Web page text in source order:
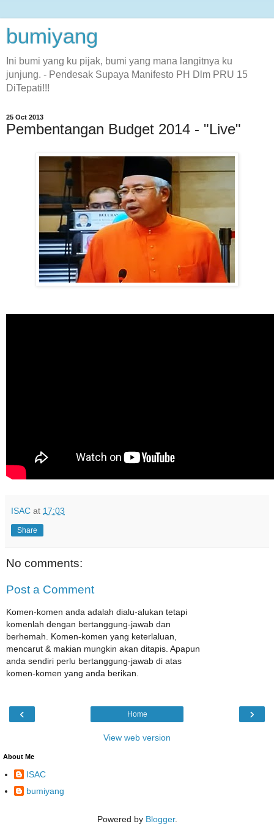
bumiyang
Ini bumi yang ku pijak, bumi yang mana langitnya ku
junjung. - Pendesak Supaya Manifesto PH Dlm PRU 15
DiTepati!!!
25 Oct 2013
Pembentangan Budget 2014 - "Live"
ISAC at 17:03
Share
No comments:
Post a Comment
Komen-komen anda adalah dialu-alukan tetapi
komenlah dengan bertanggung-jawab dan
berhemah. Komen-komen yang keterlaluan,
mencarut & makian mungkin akan ditapis. Apapun
anda sendiri perlu bertanggung-jawab di atas
komen-komen yang anda berikan.
‹ ›
Home
View web version
About Me
ISAC
bumiyang
Powered by Blogger.